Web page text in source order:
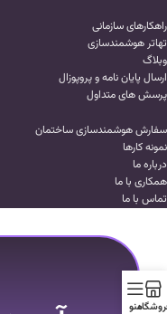
راهکارهای سازمانی
تهاتر هوشمندسازی
وبلاگ
ارسال پایان نامه و پروپوزال
پرسش های متداول
سفارش هوشمندسازی ساختمان
نمونه کارها
درباره ما
همکاری با ما
تماس با ما
منو